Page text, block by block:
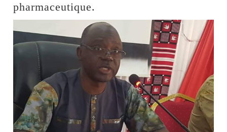
pharmaceutique.